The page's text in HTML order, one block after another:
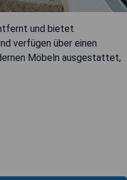
und bietet
verfügen über einen
Möbeln ausgestattet,